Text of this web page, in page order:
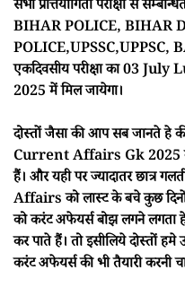
सभी प्रत्तियोगिता परीक्षा से
BIHAR POLICE, BIHAR
POLICE,UPSSC,UPPSC,
एकदिवसीय परीक्षा का 03
2025 में मिल जायेगा।
दोस्तों जैसा की आप सब जानते हे की
Current Affairs Gk 2025 के
हैं। और यही पर ज्यादातर छात्र
Affairs को लास्ट के बचे कुछ दिनों
को करंट अफेयर्स बोझ लगने लगता हे
कर पाते हैं। तो इसीलिये दोस्तों
करंट अफेयर्स की भी तैयारी करनी